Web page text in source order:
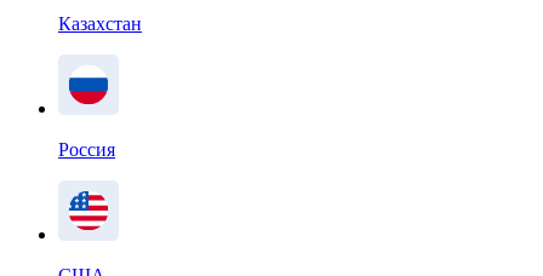
Казахстан
Россия